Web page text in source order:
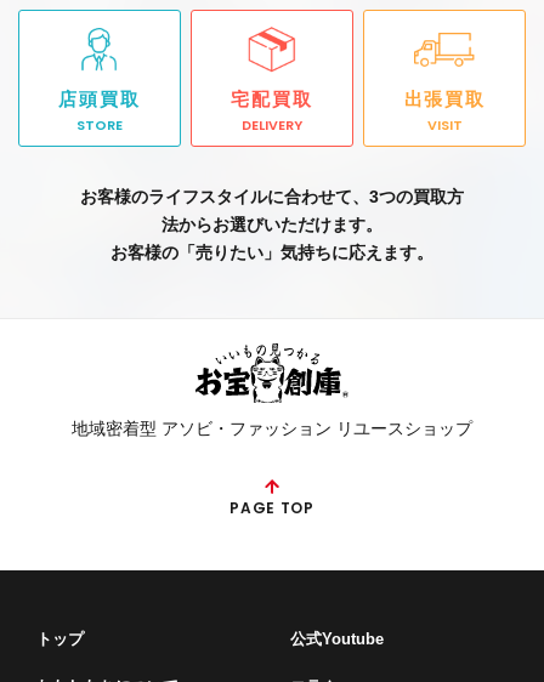
店頭買取
STORE
宅配買取
DELIVERY
出張買取
VISIT
お客様のライフスタイルに合わせて、3つの買取方
法からお選びいただけます。
お客様の「売りたい」気持ちに応えます。
地域密着型 アソビ・ファッション リユースショップ
PAGE TOP
トップ 公式Youtube